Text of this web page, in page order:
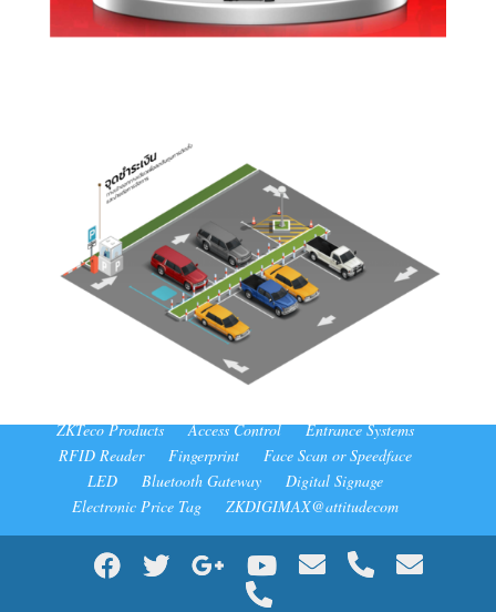
ZKTeco Products
Access Control
Entrance Systems
RFID Reader
Fingerprint
Face Scan or Speedface
LED
Bluetooth Gateway
Digital Signage
Electronic Price Tag
ZKDIGIMAX@attitudecom